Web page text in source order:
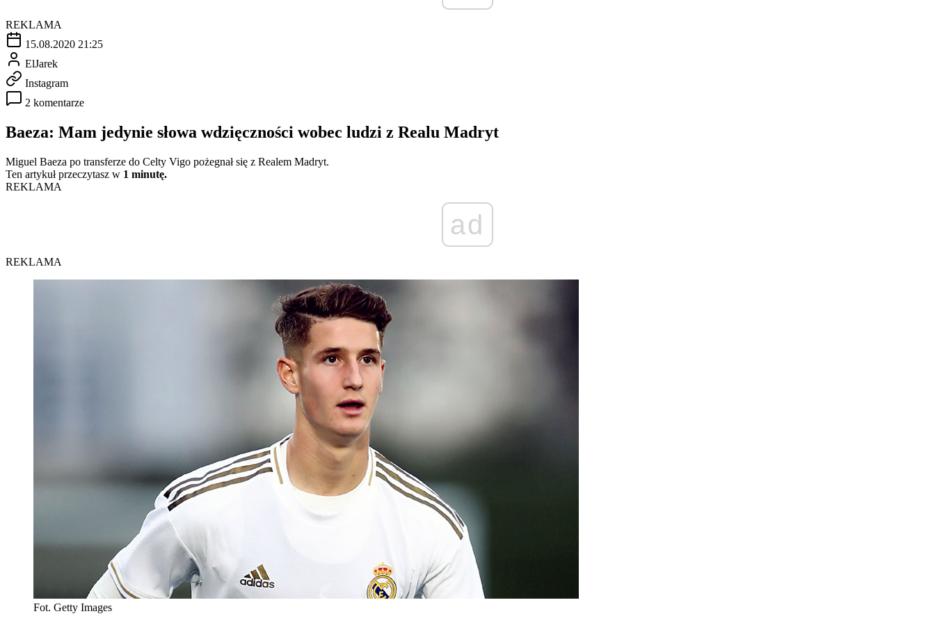
REKLAMA
15.08.2020 21:25
ElJarek
Instagram
2 komentarze
Baeza: Mam jedynie słowa wdzięczności wobec ludzi z Realu Madryt
Miguel Baeza po transferze do Celty Vigo pożegnał się z Realem Madryt.
Ten artykuł przeczytasz w 1 minutę.
REKLAMA
ad
REKLAMA
Fot. Getty Images